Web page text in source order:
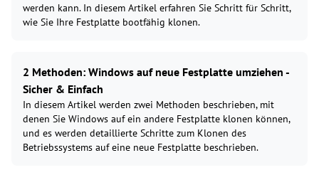
werden kann. In diesem Artikel erfahren Sie Schritt für Schritt,
wie Sie Ihre Festplatte bootfähig klonen.
2 Methoden: Windows auf neue Festplatte umziehen -
Sicher & Einfach
In diesem Artikel werden zwei Methoden beschrieben, mit
denen Sie Windows auf ein andere Festplatte klonen können,
und es werden detaillierte Schritte zum Klonen des
Betriebssystems auf eine neue Festplatte beschrieben.